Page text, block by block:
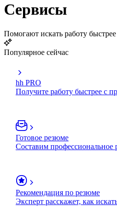
Сервисы
Помогают искать работу
Популярное сейчас
hh PRO
Получите работу быстрее с
Готовое резюме
Составим профессиональное
Рекомендация по резюме
Эксперт расскажет, как